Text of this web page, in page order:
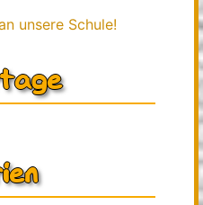
unsere Schule!